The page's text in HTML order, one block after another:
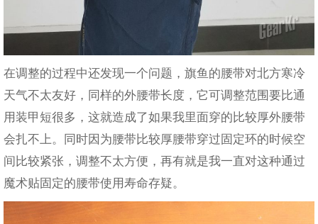
在调整的过程中还发现一个问题，旗鱼的腰带对北方寒冷
天气不太友好，同样的外腰带长度，它可调整范围要比通
用装甲短很多，这就造成了如果我里面穿的比较厚外腰带
会扎不上。同时因为腰带比较厚腰带穿过固定环的时候空
间比较紧张，调整不太方便，再有就是我一直对这种通过
魔术贴固定的腰带使用寿命存疑。